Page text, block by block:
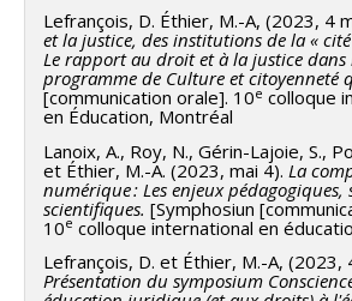
Lefrançois, D. Éthier, M.-A, (2023, 4
et la justice, des institutions de la «
Le rapport au droit et à la justice dans
programme de Culture et citoyenneté
[communication orale]. 10e colloque
en Éducation, Montréal
Lanoix, A., Roy, N., Gérin-Lajoie, S.,
et Éthier, M.-A. (2023, mai 4). La
numérique : Les enjeux pédagogiques,
scientifiques. [Symphosiun
10e colloque international en
Lefrançois, D. et Éthier, M.-A, (2023,
Présentation du symposium